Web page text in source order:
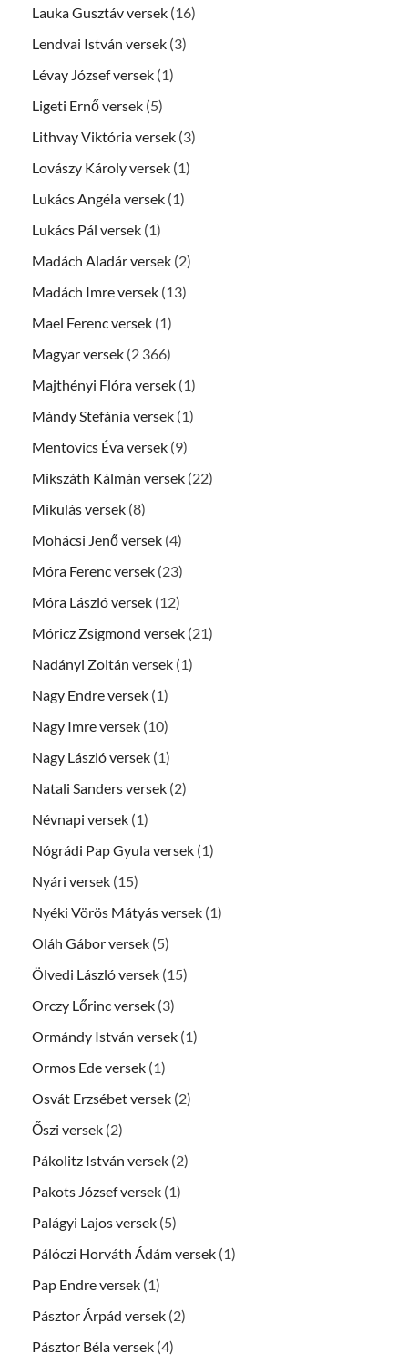
Lauka Gusztáv versek (16)
Lendvai István versek (3)
Lévay József versek (1)
Ligeti Ernő versek (5)
Lithvay Viktória versek (3)
Lovászy Károly versek (1)
Lukács Angéla versek (1)
Lukács Pál versek (1)
Madách Aladár versek (2)
Madách Imre versek (13)
Mael Ferenc versek (1)
Magyar versek (2 366)
Majthényi Flóra versek (1)
Mándy Stefánia versek (1)
Mentovics Éva versek (9)
Mikszáth Kálmán versek (22)
Mikulás versek (8)
Mohácsi Jenő versek (4)
Móra Ferenc versek (23)
Móra László versek (12)
Móricz Zsigmond versek (21)
Nadányi Zoltán versek (1)
Nagy Endre versek (1)
Nagy Imre versek (10)
Nagy László versek (1)
Natali Sanders versek (2)
Névnapi versek (1)
Nógrádi Pap Gyula versek (1)
Nyári versek (15)
Nyéki Vörös Mátyás versek (1)
Oláh Gábor versek (5)
Ölvedi László versek (15)
Orczy Lőrinc versek (3)
Ormándy István versek (1)
Ormos Ede versek (1)
Osvát Erzsébet versek (2)
Őszi versek (2)
Pákolitz István versek (2)
Pakots József versek (1)
Palágyi Lajos versek (5)
Pálóczi Horváth Ádám versek (1)
Pap Endre versek (1)
Pásztor Árpád versek (2)
Pásztor Béla versek (4)